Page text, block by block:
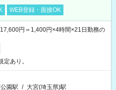
WEB登録・面接OK
円＝1,400円×4時間×21日勤務の
定あり。
園駅 / 大宮(埼玉県)駅